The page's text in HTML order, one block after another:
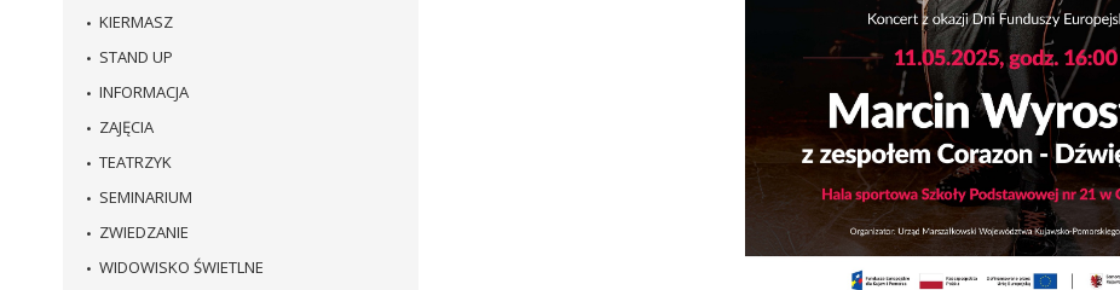
KIERMASZ
STAND UP
INFORMACJA
ZAJĘCIA
TEATRZYK
SEMINARIUM
ZWIEDZANIE
WIDOWISKO ŚWIETLNE